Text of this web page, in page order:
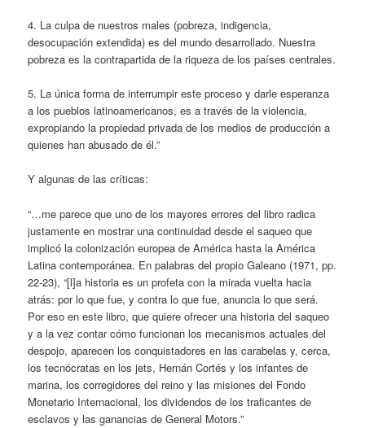
4. La culpa de nuestros males (pobreza, indigencia,
desocupación extendida) es del mundo desarrollado. Nuestra
pobreza es la contrapartida de la riqueza de los países centrales.
5. La única forma de interrumpir este proceso y darle esperanza
a los pueblos latinoamericanos, es a través de la violencia,
expropiando la propiedad privada de los medios de producción a
quienes han abusado de él.”
Y algunas de las críticas:
“…me parece que uno de los mayores errores del libro radica
justamente en mostrar una continuidad desde el saqueo que
implicó la colonización europea de América hasta la América
Latina contemporánea. En palabras del propio Galeano (1971, pp.
22-23), “[l]a historia es un profeta con la mirada vuelta hacia
atrás: por lo que fue, y contra lo que fue, anuncia lo que será.
Por eso en este libro, que quiere ofrecer una historia del saqueo
y a la vez contar cómo funcionan los mecanismos actuales del
despojo, aparecen los conquistadores en las carabelas y, cerca,
los tecnócratas en los jets, Hernán Cortés y los infantes de
marina, los corregidores del reino y las misiones del Fondo
Monetario Internacional, los dividendos de los traficantes de
esclavos y las ganancias de General Motors.”